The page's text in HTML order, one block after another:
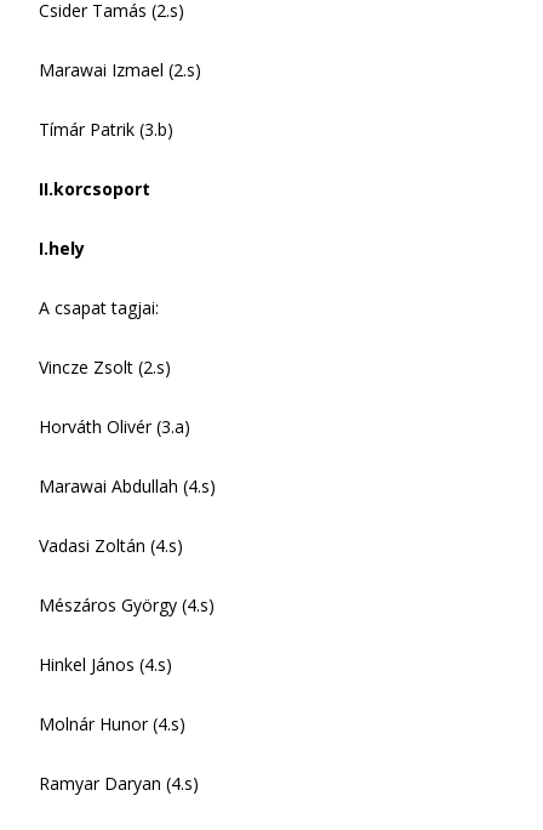
Csider Tamás (2.s)
Marawai Izmael (2.s)
Tímár Patrik (3.b)
II.korcsoport
I.hely
A csapat tagjai:
Vincze Zsolt (2.s)
Horváth Olivér (3.a)
Marawai Abdullah (4.s)
Vadasi Zoltán (4.s)
Mészáros György (4.s)
Hinkel János (4.s)
Molnár Hunor (4.s)
Ramyar Daryan (4.s)